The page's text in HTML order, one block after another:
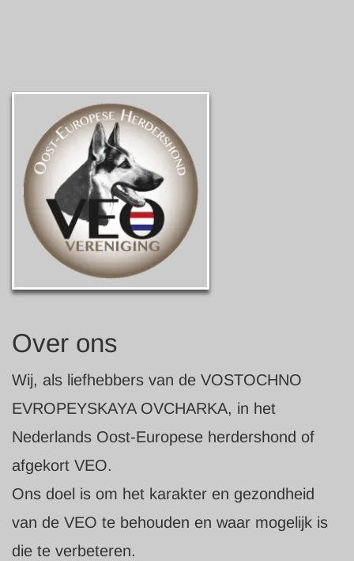
Over ons
Wij, als liefhebbers van de VOSTOCHNO
EVROPEYSKAYA OVCHARKA, in het
Nederlands Oost-Europese herdershond of
afgekort VEO.
Ons doel is om het karakter en gezondheid
van de VEO te behouden en waar mogelijk is
die te verbeteren.